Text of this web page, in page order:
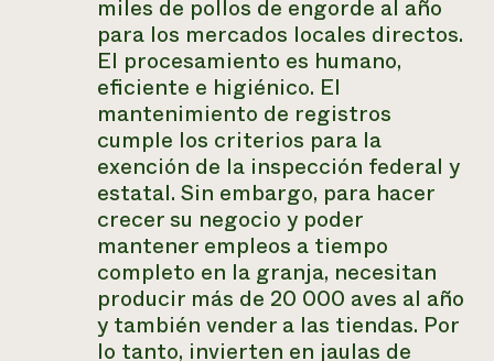
miles de pollos de engorde al año
para los mercados locales directos.
El procesamiento es humano,
eficiente e higiénico. El
mantenimiento de registros
cumple los criterios para la
exención de la inspección federal y
estatal. Sin embargo, para hacer
crecer su negocio y poder
mantener empleos a tiempo
completo en la granja, necesitan
producir más de 20 000 aves al año
y también vender a las tiendas. Por
lo tanto, invierten en jaulas de